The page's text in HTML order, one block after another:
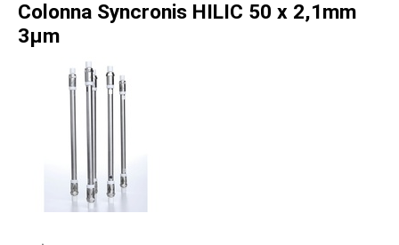
Colonna Syncronis HILIC 50 x 2,1mm
3µm